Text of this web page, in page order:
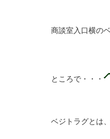
商談室入口横の
ところで・・・
ベジトラグとは